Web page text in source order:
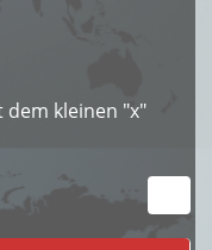
dem kleinen "x"